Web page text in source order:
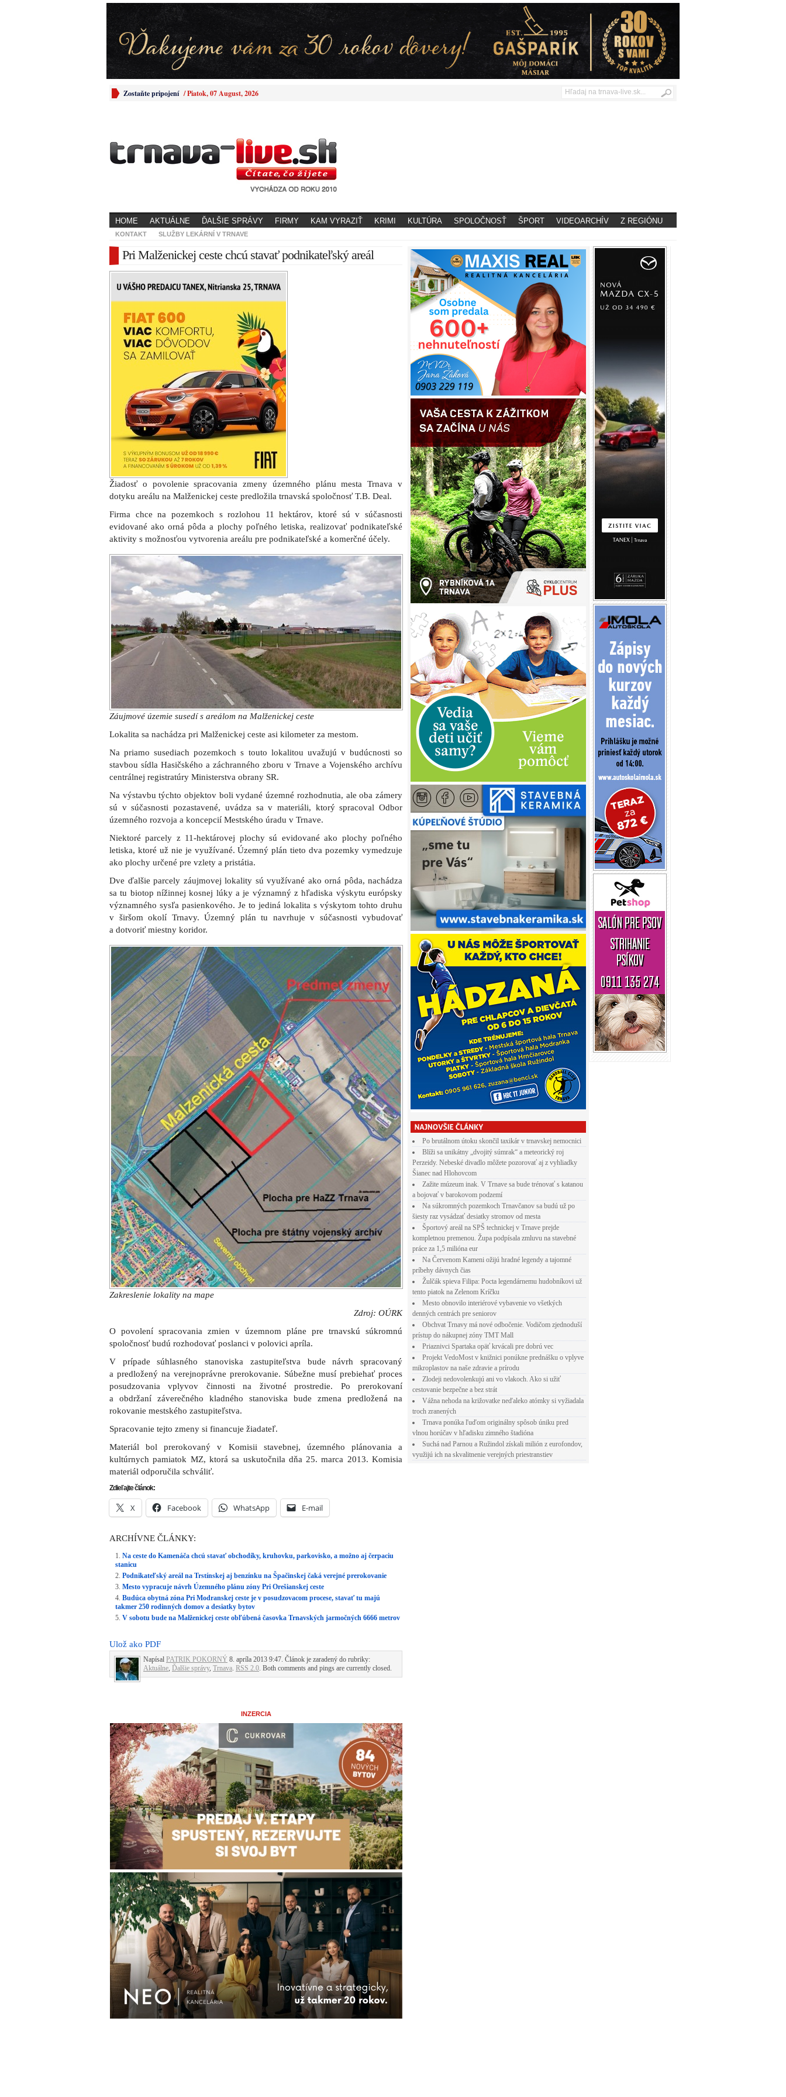
Zostaňte pripojení /Piatok, 07 August, 2026
HOME AKTUÁLNE ĎALŠIE SPRÁVY FIRMY KAM VYRAZIŤ KRIMI KULTÚRA SPOLOČNOSŤ ŠPORT VIDEOARCHÍV Z REGIÓNU
KONTAKT SLUŽBY LEKÁRNÍ V TRNAVE
Pri Malženickej ceste chcú stavať podnikateľský areál
Žiadosť o povolenie spracovania zmeny územného plánu mesta Trnava v
dotyku areálu na Malženickej ceste predložila trnavská spoločnosť T.B. Deal.
Firma chce na pozemkoch s rozlohou 11 hektárov, ktoré sú v súčasnosti
evidované ako orná pôda a plochy poľného letiska, realizovať podnikateľské
aktivity s možnosťou vytvorenia areálu pre podnikateľské a komerčné účely.
Záujmové územie susedí s areálom na Malženickej ceste
Lokalita sa nachádza pri Malženickej ceste asi kilometer za mestom.
Na priamo susediach pozemkoch s touto lokalitou uvažujú v budúcnosti so
stavbou sídla Hasičského a záchranného zboru v Trnave a Vojenského archívu
centrálnej registratúry Ministerstva obrany SR.
Na výstavbu týchto objektov boli vydané územné rozhodnutia, ale oba zámery
sú v súčasnosti pozastavené, uvádza sa v materiáli, ktorý spracoval Odbor
územného rozvoja a koncepcií Mestského úradu v Trnave.
Niektoré parcely z 11-hektárovej plochy sú evidované ako plochy poľného
letiska, ktoré už nie je využívané. Územný plán tieto dva pozemky vymedzuje
ako plochy určené pre vzlety a pristátia.
Dve ďalšie parcely záujmovej lokality sú využívané ako orná pôda, nachádza
sa tu biotop nížinnej kosnej lúky a je významný z hľadiska výskytu európsky
významného sysľa pasienkového. Je to jediná lokalita s výskytom tohto druhu
v širšom okolí Trnavy. Územný plán tu navrhuje v súčasnosti vybudovať
a dotvoriť miestny koridor.
Zakreslenie lokality na mape
Zdroj: OÚRK
O povolení spracovania zmien v územnom pláne pre trnavskú súkromnú
spoločnosť budú rozhodovať poslanci v polovici apríla.
V prípade súhlasného stanoviska zastupiteľstva bude návrh spracovaný
a predložený na verejnoprávne prerokovanie. Súbežne musí prebiehať proces
posudzovania vplyvov činnosti na životné prostredie. Po prerokovaní
a obdržaní záverečného kladného stanoviska bude zmena predložená na
rokovanie mestského zastupiteľstva.
Spracovanie tejto zmeny si financuje žiadateľ.
Materiál bol prerokovaný v Komisii stavebnej, územného plánovania a
kultúrnych pamiatok MZ, ktorá sa uskutočnila dňa 25. marca 2013. Komisia
materiál odporučila schváliť.
Zdieľajte článok:
X Facebook WhatsApp E-mail
ARCHÍVNE ČLÁNKY:
Na ceste do Kamenáča chcú stavať obchodíky, kruhovku, parkovisko, a možno aj čerpaciu
stanicu
Podnikateľský areál na Trstínskej aj benzínku na Špačinskej čaká verejné prerokovanie
Mesto vypracuje návrh Územného plánu zóny Pri Orešianskej ceste
Budúca obytná zóna Pri Modranskej ceste je v posudzovacom procese, stavať tu majú
takmer 250 rodinných domov a desiatky bytov
V sobotu bude na Malženickej ceste obľúbená časovka Trnavských jarmočných 6666 metrov
Ulož ako PDF
Napísal PATRIK POKORNÝ 8. apríla 2013 9:47. Článok je zaradený do rubriky:
Aktuálne, Ďalšie správy, Trnava. RSS 2.0. Both comments and pings are currently closed.
INZERCIA
Po brutálnom útoku skončil taxikár v trnavskej nemocnici
Blíži sa unikátny „dvojitý súmrak“ a meteorický roj
Perzeidy. Nebeské divadlo môžete pozorovať aj z vyhliadky
Šianec nad Hlohovcom
Zažite múzeum inak. V Trnave sa bude trénovať s katanou
a bojovať v barokovom podzemí
Na súkromných pozemkoch Trnavčanov sa budú už po
šiesty raz vysádzať desiatky stromov od mesta
Športový areál na SPŠ technickej v Trnave prejde
kompletnou premenou. Župa podpísala zmluvu na stavebné
práce za 1,5 milióna eur
Na Červenom Kameni ožijú hradné legendy a tajomné
príbehy dávnych čias
Žulčák spieva Filipa: Pocta legendárnemu hudobníkovi už
tento piatok na Zelenom Kríčku
Mesto obnovilo interiérové vybavenie vo všetkých
denných centrách pre seniorov
Obchvat Trnavy má nové odbočenie. Vodičom zjednoduší
prístup do nákupnej zóny TMT Mall
Priaznivci Spartaka opäť krvácali pre dobrú vec
Projekt VedoMost v knižnici ponúkne prednášku o vplyve
mikroplastov na naše zdravie a prírodu
Zlodeji nedovolenkujú ani vo vlakoch. Ako si užiť
cestovanie bezpečne a bez strát
Vážna nehoda na križovatke neďaleko atómky si vyžiadala
troch zranených
Trnava ponúka ľuďom originálny spôsob úniku pred
vlnou horúčav v hľadisku zimného štadióna
Suchá nad Parnou a Ružindol získali milión z eurofondov,
využijú ich na skvalitnenie verejných priestranstiev